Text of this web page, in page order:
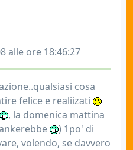
alle ore 18:46:27
cosa
felice e realiizati
, la domenica mattina
) 1po' di
volendo, se davvero